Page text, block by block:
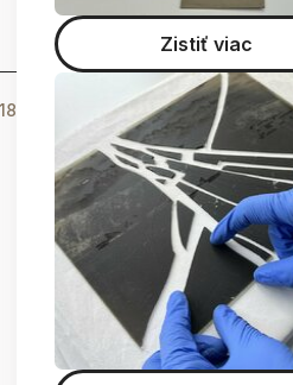
Zistiť viac